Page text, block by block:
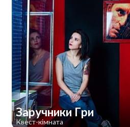
Заручники Гри
Квест-кімната